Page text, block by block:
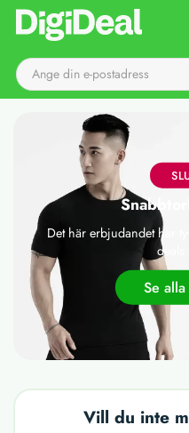
Till startsidan
Det här erbjudandet har
deals
Se
Vill du inte